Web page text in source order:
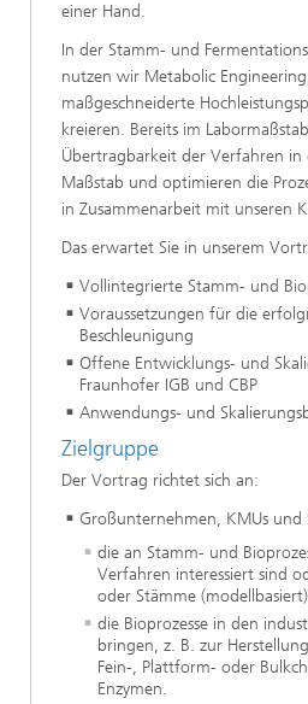
einer Hand.
In der Stamm- und
nutzen wir Metabolic
maßgeschneiderte
kreieren. Bereits im
Übertragbarkeit der Verfahren in
Maßstab und optimieren die
in Zusammenarbeit mit unseren
Das erwartet Sie in unserem
Vollintegrierte Stamm- und
Voraussetzungen für die
Beschleunigung
Offene Entwicklungs- und
Fraunhofer IGB und CBP
Anwendungs- und
Zielgruppe
Der Vortrag richtet sich an:
Großunternehmen, KMUs und
die an Stamm- und
Verfahren interessiert sind
oder Stämme
die Bioprozesse in den
bringen, z. B. zur
Fein-, Plattform- oder
Enzymen.